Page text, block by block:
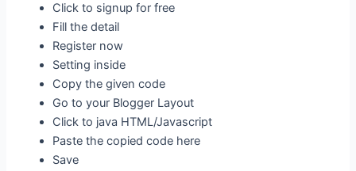
Click to signup for free
Fill the detail
Register now
Setting inside
Copy the given code
Go to your Blogger Layout
Click to java HTML/Javascript
Paste the copied code here
Save